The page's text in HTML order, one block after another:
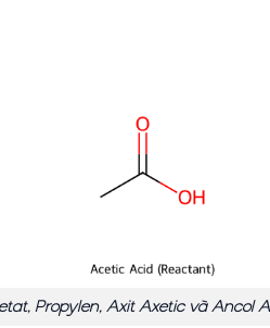
Propylen, Axit Axetic và Ancol